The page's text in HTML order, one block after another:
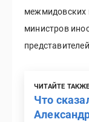
межмидовских
министров
ЧИТАЙТЕ ТАКЖЕ
Что